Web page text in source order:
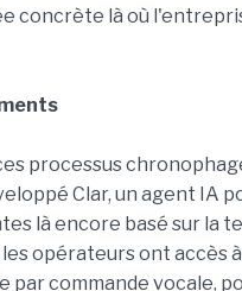
concrète là où
processus
Clar, un agent IA
là encore basé sur la
opérateurs ont accès
par commande vocale,